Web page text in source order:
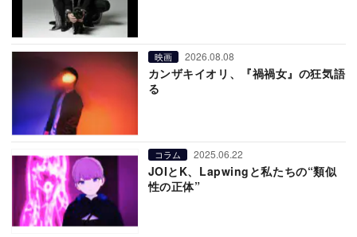
映画 2026.08.08
カンザキイオリ、『禍禍女』の狂気語
る
コラム 2025.06.22
JOIとK、Lapwingと私たちの“類似
性の正体”